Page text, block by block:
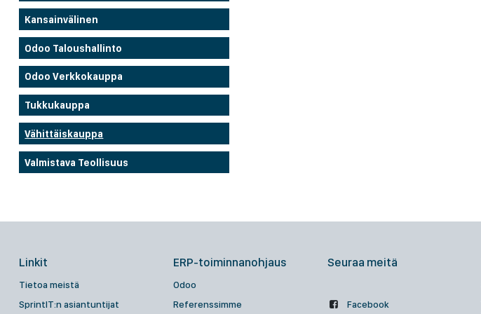
Kansainvälinen
Odoo Taloushallinto
Odoo Verkkokauppa
Tukkukauppa
Vähittäiskauppa
Valmistava Teollisuus
Linkit
Tietoa meistä
SprintIT:n asiantuntijat
ERP-toiminnanohjaus
Odoo
Referenssimme
Seuraa meitä
Facebook